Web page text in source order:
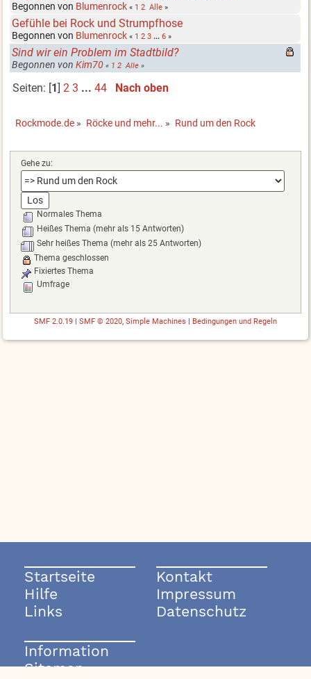
Begonnen von Blumenrock « 1 2 Alle »
Gefühle bei Rock und Strumpfhose
Begonnen von Blumenrock « 1 2 3 ...6 »
Sind wir ein Problem im Stadtbild?
Begonnen vonKim70 « 1 2 Alle »
Seiten: [1] 2 3 ... 44 Nach oben
Rockmode.de » Röcke und mehr... » Rund um den Rock
Gehe zu:
Normales Thema
Heißes Thema (mehr als 15 Antworten)
Sehr heißes Thema (mehr als 25 Antworten)
Thema geschlossen
Fixiertes Thema
Umfrage
SMF 2.0.19 | SMF © 2020, Simple Machines | Bedingungen und Regeln
Startseite
Hilfe
Links
Kontakt
Impressum
Datenschutz
Information
Sitemap